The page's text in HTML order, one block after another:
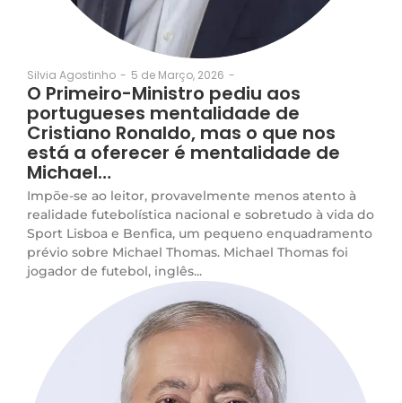
Silvia Agostinho - 5 de Março, 2026 -
O Primeiro-Ministro pediu aos
portugueses mentalidade de
Cristiano Ronaldo, mas o que nos
está a oferecer é mentalidade de
Michael…
Impõe-se ao leitor, provavelmente menos atento à
realidade futebolística nacional e sobretudo à vida do
Sport Lisboa e Benfica, um pequeno enquadramento
prévio sobre Michael Thomas. Michael Thomas foi
jogador de futebol, inglês...